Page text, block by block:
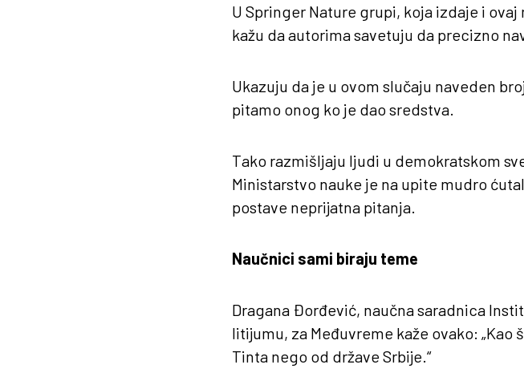
U Springer Nature grupi, koja izdaje i
kažu da autorima savetuju da precizno
Ukazuju da je u ovom slučaju naveden
pitamo onog ko je dao sredstva.
Tako razmišljaju ljudi u demokratskom
Ministarstvo nauke je na upite mudro
postave neprijatna pitanja.
Naučnici sami biraju teme
Dragana Đorđević, naučna saradnica
litijumu, za Međuvreme kaže ovako:
Tinta nego od države Srbije.“